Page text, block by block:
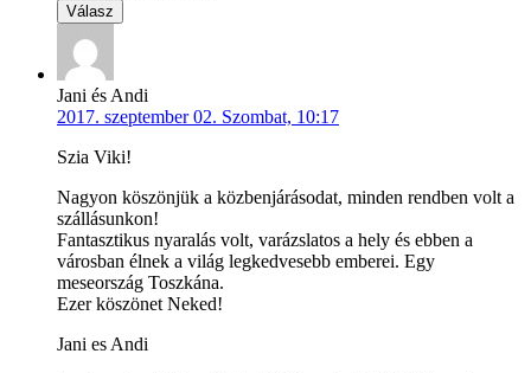
Válasz
Jani és Andi
2017. szeptember 02. Szombat, 10:17
Szia Viki!
Nagyon köszönjük a közbenjárásodat, minden rendben volt a
szállásunkon!
Fantasztikus nyaralás volt, varázslatos a hely és ebben a
városban élnek a világ legkedvesebb emberei. Egy
meseország Toszkána.
Ezer köszönet Neked!
Jani es Andi